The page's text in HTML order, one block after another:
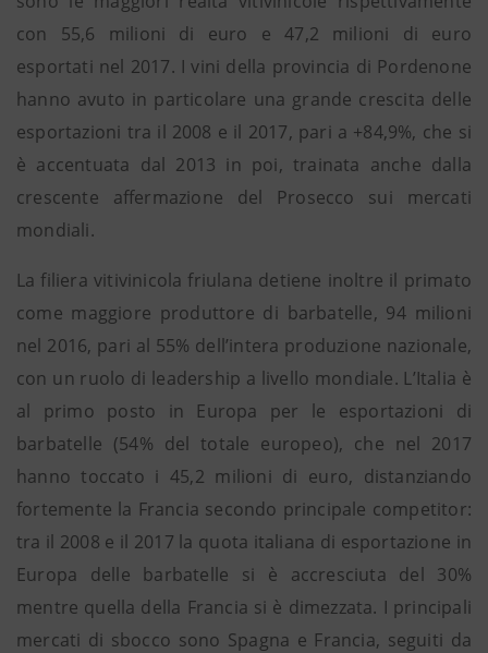
con 55,6 milioni di euro e 47,2 milioni di euro
esportati nel 2017. I vini della provincia di Pordenone
hanno avuto in particolare una grande crescita delle
esportazioni tra il 2008 e il 2017, pari a +84,9%, che si
è accentuata dal 2013 in poi, trainata anche dalla
crescente affermazione del Prosecco sui mercati
mondiali.
La filiera vitivinicola friulana detiene inoltre il primato
come maggiore produttore di barbatelle, 94 milioni
nel 2016, pari al 55% dell’intera produzione nazionale,
con un ruolo di leadership a livello mondiale. L’Italia è
al primo posto in Europa per le esportazioni di
barbatelle (54% del totale europeo), che nel 2017
hanno toccato i 45,2 milioni di euro, distanziando
fortemente la Francia secondo principale competitor:
tra il 2008 e il 2017 la quota italiana di esportazione in
Europa delle barbatelle si è accresciuta del 30%
mentre quella della Francia si è dimezzata. I principali
mercati di sbocco sono Spagna e Francia, seguiti da